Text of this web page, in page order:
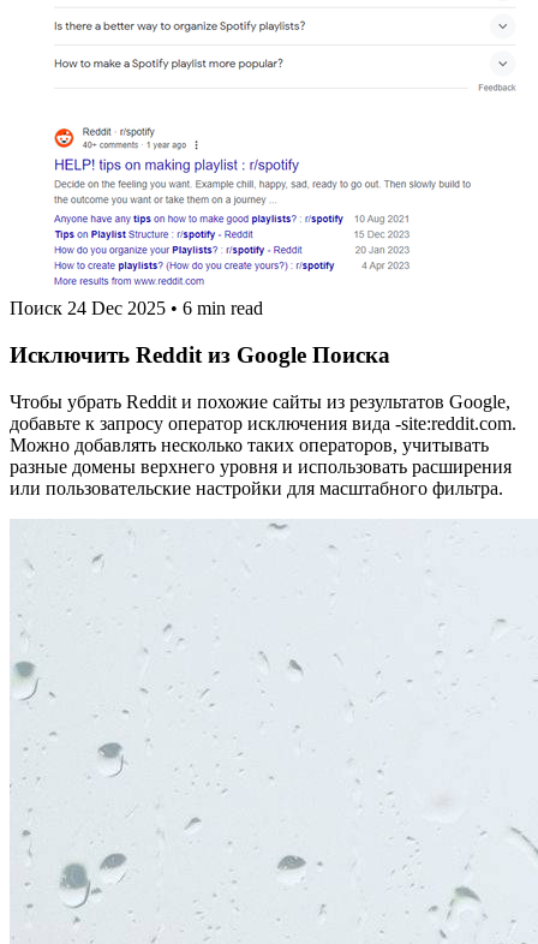
Поиск 24 Dec 2025 • 6 min read
Исключить Reddit из Google Поиска
Чтобы убрать Reddit и похожие сайты из результатов Google,
добавьте к запросу оператор исключения вида -site:reddit.com.
Можно добавлять несколько таких операторов, учитывать
разные домены верхнего уровня и использовать расширения
или пользовательские настройки для масштабного фильтра.